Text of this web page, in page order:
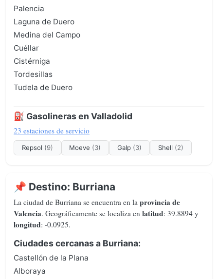
Palencia
Laguna de Duero
Medina del Campo
Cuéllar
Cistérniga
Tordesillas
Tudela de Duero
⛽ Gasolineras en Valladolid
23 estaciones de servicio
Repsol (9) Moeve (3) Galp (3) Shell (2)
📌 Destino: Burriana
La ciudad de Burriana se encuentra en la provincia de
Valencia. Geográficamente se localiza en latitud: 39.8894 y
longitud: -0.0925.
Ciudades cercanas a Burriana:
Castellón de la Plana
Alboraya